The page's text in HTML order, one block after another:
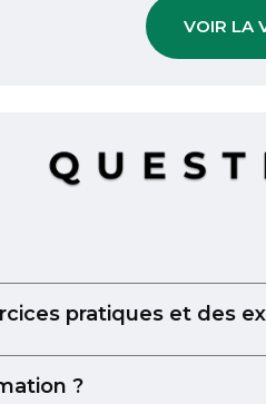
VOIR LA
pratiques et des
?